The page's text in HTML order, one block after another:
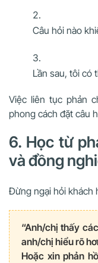
Câu hỏi nào
Lần sau, tôi có
Việc liên tục phản
phong cách đặt câu
6. Học từ
và đồng
Đừng ngại hỏi khách
“Anh/chị thấy
anh/chị hiểu rõ
Hoặc xin phản